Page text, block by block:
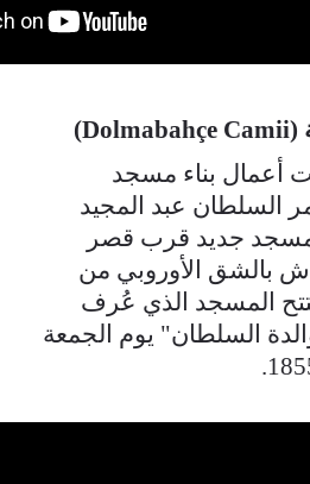
أعمال بناء مسجد
السلطان عبد المجيد
مسجد جديد قرب قصر
بالشق الأوروبي من
المسجد الذي عُرف
السلطان" يوم الجمعة